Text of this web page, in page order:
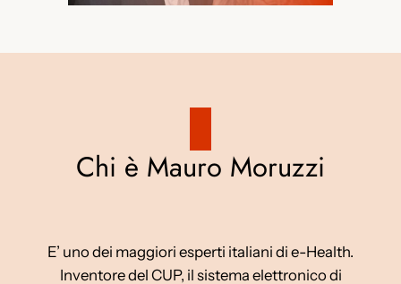
Chi è Mauro Moruzzi
E’ uno dei maggiori esperti italiani di e-Health.
Inventore del CUP, il sistema elettronico di